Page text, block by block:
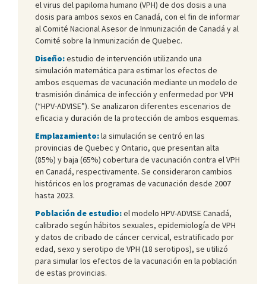
el virus del papiloma humano (VPH) de dos dosis a una
dosis para ambos sexos en Canadá, con el fin de informar
al Comité Nacional Asesor de Inmunización de Canadá y al
Comité sobre la Inmunización de Quebec.
Diseño:estudio de intervención utilizando una
simulación matemática para estimar los efectos de
ambos esquemas de vacunación mediante un modelo de
trasmisión dinámica de infección y enfermedad por VPH
(“HPV-ADVISE”). Se analizaron diferentes escenarios de
eficacia y duración de la protección de ambos esquemas.
Emplazamiento:la simulación se centró en las
provincias de Quebec y Ontario, que presentan alta
(85%) y baja (65%) cobertura de vacunación contra el VPH
en Canadá, respectivamente. Se consideraron cambios
históricos en los programas de vacunación desde 2007
hasta 2023.
Población de estudio:el modelo HPV-ADVISE Canadá,
calibrado según hábitos sexuales, epidemiología de VPH
y datos de cribado de cáncer cervical, estratificado por
edad, sexo y serotipo de VPH (18 serotipos), se utilizó
para simular los efectos de la vacunación en la población
de estas provincias.